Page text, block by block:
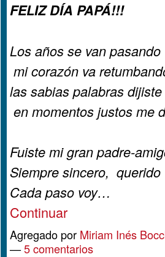
FELIZ DÍA PAPÁ!!!
Los años se van pasando
mi corazón va
las sabias palabras dijiste
en momentos justos me
Fuiste mi gran padre-
Siempre sincero, querido
Cada paso voy…
Continuar
Agregado por Miriam Inés
—5 comentarios